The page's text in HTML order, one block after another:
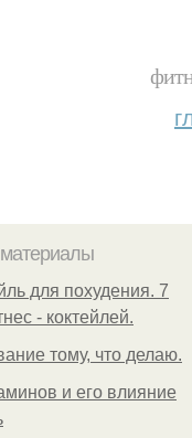
для похудения. 7
- коктейлей.
тому, что делаю.
и его влияние